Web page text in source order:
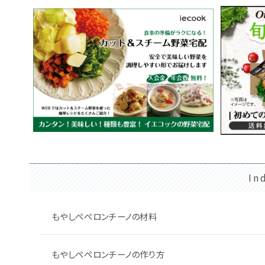
もやしペペロンチーノの材料
もやしペペロンチーノの作り方